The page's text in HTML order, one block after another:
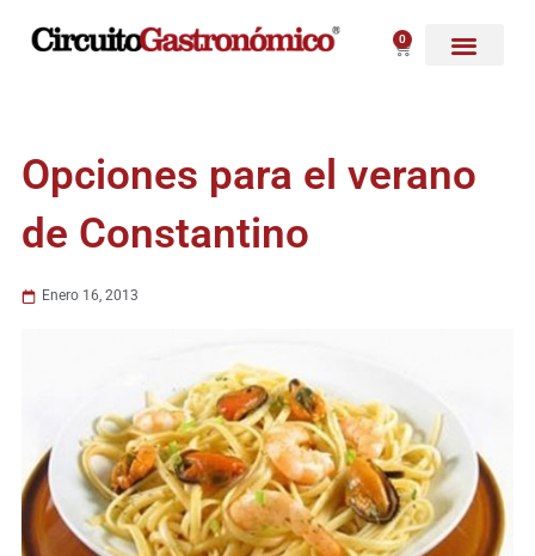
0
Carrito
Opciones para el verano
de Constantino
Enero 16, 2013